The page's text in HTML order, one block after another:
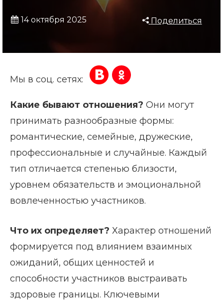
14 октября 2025 Поделиться
Мы в соц. сетях:
Какие бывают отношения? Они могут
принимать разнообразные формы:
романтические, семейные, дружеские,
профессиональные и случайные. Каждый
тип отличается степенью близости,
уровнем обязательств и эмоциональной
вовлеченностью участников.
Что их определяет? Характер отношений
формируется под влиянием взаимных
ожиданий, общих ценностей и
способности участников выстраивать
здоровые границы. Ключевыми